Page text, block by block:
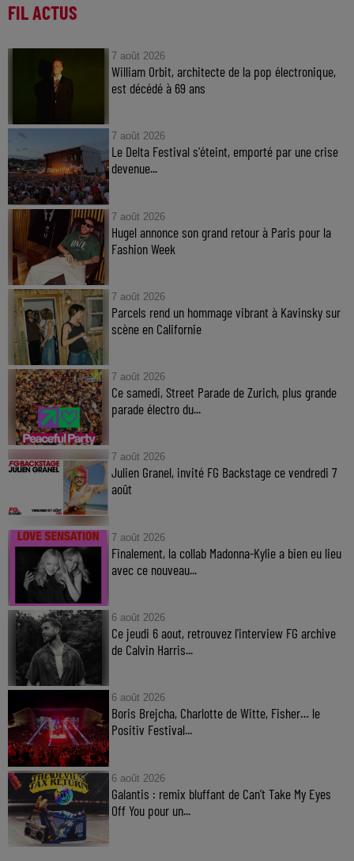
FIL ACTUS
7 août 2026
William Orbit, architecte de la pop électronique,
est décédé à 69 ans
7 août 2026
Le Delta Festival s'éteint, emporté par une crise
devenue...
7 août 2026
Hugel annonce son grand retour à Paris pour la
Fashion Week
7 août 2026
Parcels rend un hommage vibrant à Kavinsky sur
scène en Californie
7 août 2026
Ce samedi, Street Parade de Zurich, plus grande
parade électro du...
7 août 2026
Julien Granel, invité FG Backstage ce vendredi 7
août
7 août 2026
Finalement, la collab Madonna-Kylie a bien eu lieu
avec ce nouveau...
6 août 2026
Ce jeudi 6 aout, retrouvez l'interview FG archive
de Calvin Harris...
6 août 2026
Boris Brejcha, Charlotte de Witte, Fisher… le
Positiv Festival...
6 août 2026
Galantis : remix bluffant de Can’t Take My Eyes
Off You pour un...